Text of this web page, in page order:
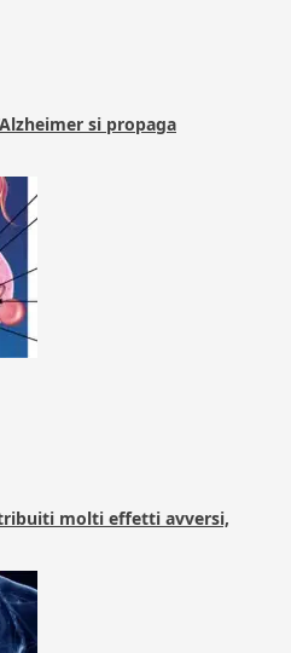
si propaga
molti effetti avversi,